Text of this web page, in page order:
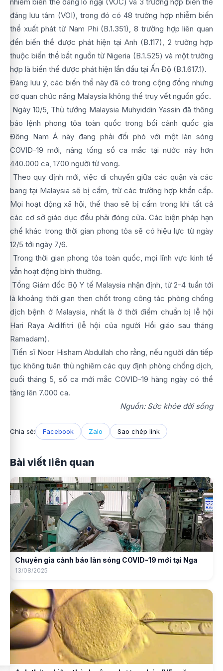
đáng lưu tâm (VOI), trong đó có 48 trường hợp nhiễm biến
thể xuất phát từ Nam Phi (B.1.351), 8 trường hợp liên quan
đến biến thể được phát hiện tại Anh (B.117), 2 trường hợp
thuộc biến thể bắt nguồn từ Nigeria (B.1.525) và một trường
hợp là biến thể được phát hiện lần đầu tại Ấn Độ (B.1.617.1).
Đáng lưu ý, các biến thể này đã có trong cộng đồng nhưng
cơ quan chức năng Malaysia không thể truy vết nguồn gốc.
Ngày 10/5, Thủ tướng Malaysia Muhyiddin Yassin đã thông
báo lệnh phong tỏa toàn quốc trong bối cảnh quốc gia
Đông Nam Á này đang phải đối phó với một làn sóng
COVID-19 mới, nâng tổng số ca mắc tại nước này hơn
440.000 ca, 1700 người tử vong.
Theo quy định mới, việc di chuyển giữa các quận và các
bang tại Malaysia sẽ bị cấm, trừ các trường hợp khẩn cấp.
Mọi hoạt động xã hội, thể thao sẽ bị cấm trong khi tất cả
các cơ sở giáo dục đều phải đóng cửa. Các biện pháp hạn
chế khác trong thời gian phong tỏa sẽ có hiệu lực từ ngày
12/5 tới ngày 7/6.
Trong thời gian phong tỏa toàn quốc, mọi lĩnh vực kinh tế
vẫn hoạt động bình thường.
Tổng Giám đốc Bộ Y tế Malaysia nhận định, từ 2-4 tuần tới
là khoảng thời gian then chốt trong công tác phòng chống
dịch bệnh ở Malaysia, nhất là ở thời điểm chuẩn bị lễ hội
Hari Raya Aidilfitri (lễ hội của người Hồi giáo sau tháng
Ramadam).
Tiến sĩ Noor Hisham Abdullah cho rằng, nếu người dân tiếp
tục không tuân thủ nghiêm các quy định phòng chống dịch,
cuối tháng 5, số ca mới mắc COVID-19 hàng ngày có thể
tăng lên 7.000 ca.
Nguồn: Sức khỏe đời sống
Chia sẻ: Facebook Zalo Sao chép link
Bài viết liên quan
Chuyên gia cảnh báo làn sóng COVID-19 mới tại Nga
13/08/2025